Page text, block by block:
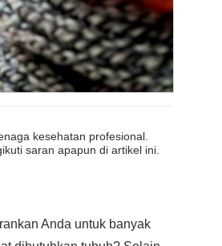
kesehatan profesional.
saran apapun di artikel ini.
Anda untuk banyak